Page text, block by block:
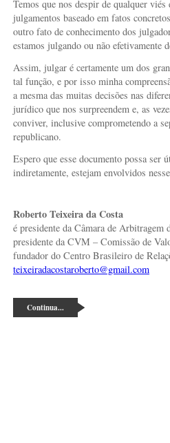
Temos que nos despir de qualquer
julgamentos baseado em fatos
outro fato de conhecimento dos
estamos julgando ou não efetivamente
Assim, julgar é certamente um dos
tal função, e por isso minha
a mesma das muitas decisões nas
jurídico que nos surpreendem e, as
conviver, inclusive comprometendo a
republicano.
Espero que esse documento possa ser
indiretamente, estejam envolvidos
Roberto Teixeira da Costa
é presidente da Câmara de
presidente da CVM – Comissão de
fundador do Centro Brasileiro de
teixeiradacostaroberto@gmail.com
Continua...